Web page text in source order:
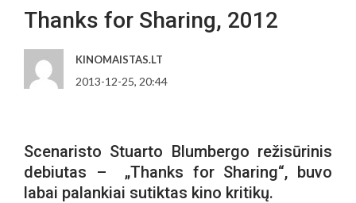
Thanks for Sharing, 2012
KINOMAISTAS.LT
2013-12-25, 20:44
Scenaristo Stuarto Blumbergo režisūrinis
debiutas – „Thanks for Sharing“, buvo
labai palankiai sutiktas kino kritikų.